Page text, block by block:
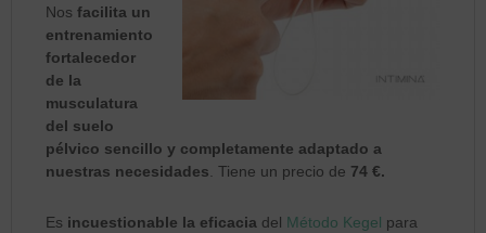
Nosfacilita un
entrenamiento
fortalecedor
de la
musculatura
del suelo
pélvico sencillo y completamente adaptado a
nuestras necesidades. Tiene un precio de 74 €.
Es incuestionable la eficacia del Método Kegel para